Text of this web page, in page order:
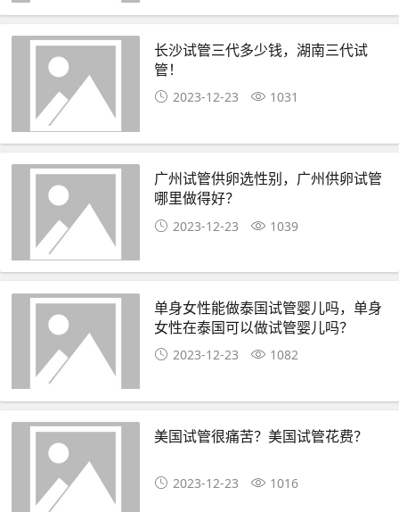
长沙试管三代多少钱，湖南三代试
管！
2023-12-23 1031
广州试管供卵选性别，广州供卵试管
哪里做得好？
2023-12-23 1039
单身女性能做泰国试管婴儿吗，单身
女性在泰国可以做试管婴儿吗？
2023-12-23 1082
美国试管很痛苦？美国试管花费？
2023-12-23 1016